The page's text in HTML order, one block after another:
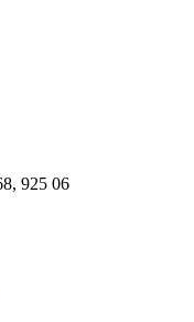
925 06